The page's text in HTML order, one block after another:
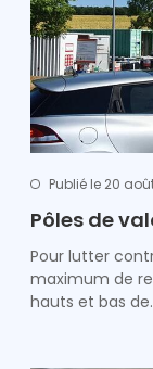
Publié le 20
Pôles de
Pour lutter
maximum de
hauts et bas